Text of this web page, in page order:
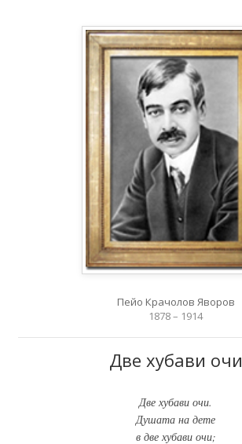
Пейо Крачолов Яворов
1878 – 1914
Две хубави очи
Две хубави очи.
Душата на дете
в две хубави очи;